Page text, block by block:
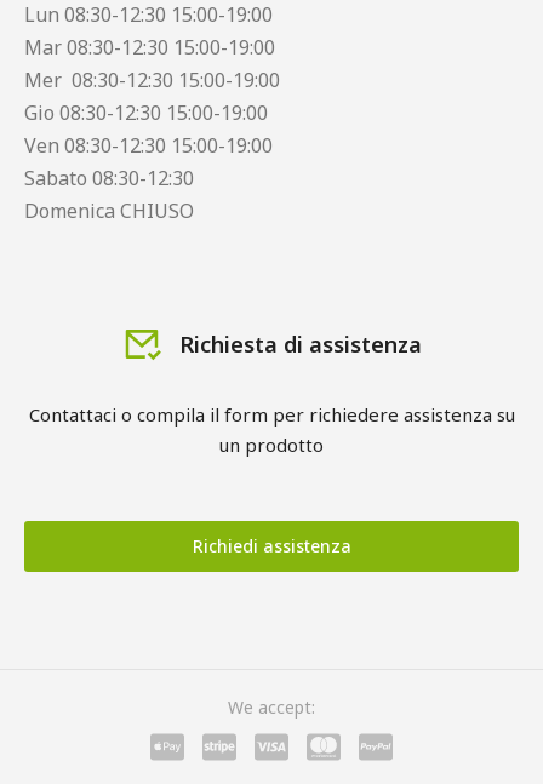
Lun 08:30-12:30 15:00-19:00
Mar 08:30-12:30 15:00-19:00
Mer 08:30-12:30 15:00-19:00
Gio 08:30-12:30 15:00-19:00
Ven 08:30-12:30 15:00-19:00
Sabato 08:30-12:30
Domenica CHIUSO
Richiesta di assistenza
Contattaci o compila il form per richiedere assistenza su
un prodotto
Richiedi assistenza
We accept: